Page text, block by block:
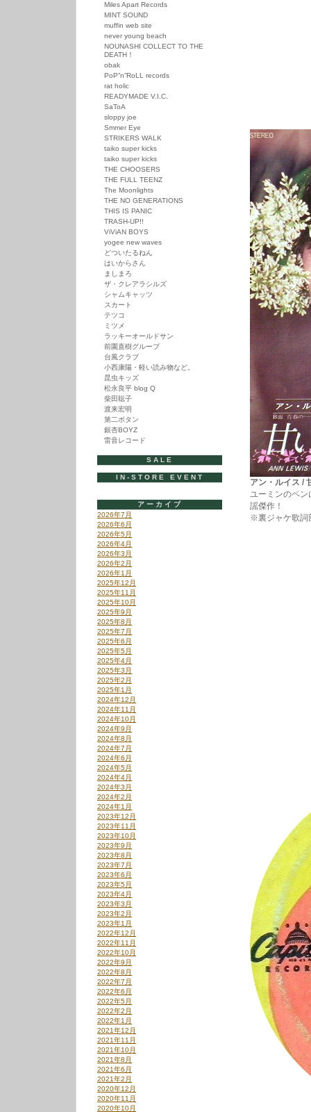
アン・ルイス /
ユーミンのペン
謡傑作！
※裏ジャケ歌詞
Miles Apart Records
MINT SOUND
muffin web site
never young beach
NOUNASHI COLLECT TO THE
DEATH！
obak
PoP”n”RoLL records
rat holic
READYMADE V.I.C.
SaToA
sloppy joe
Smmer Eye
STRIKERS WALK
taiko super kicks
taiko super kicks
THE CHOOSERS
THE FULL TEENZ
The Moonlights
THE NO GENERATIONS
THIS IS PANIC
TRASH-UP!!
ViViAN BOYS
yogee new waves
どついたるねん
はいからさん
ましまろ
ザ・クレアラシルズ
シャムキャッツ
スカート
テツコ
ミツメ
ラッキーオールドサン
前園直樹グループ
台風クラブ
小西康陽・軽い読み物など。
昆虫キッズ
松永良平 blog Q
柴田聡子
渡来宏明
第二ボタン
銀杏BOYZ
雷音レコード
SALE
IN-STORE EVENT
アーカイブ
2026年7月
2026年6月
2026年5月
2026年4月
2026年3月
2026年2月
2026年1月
2025年12月
2025年11月
2025年10月
2025年9月
2025年8月
2025年7月
2025年6月
2025年5月
2025年4月
2025年3月
2025年2月
2025年1月
2024年12月
2024年11月
2024年10月
2024年9月
2024年8月
2024年7月
2024年6月
2024年5月
2024年4月
2024年3月
2024年2月
2024年1月
2023年12月
2023年11月
2023年10月
2023年9月
2023年8月
2023年7月
2023年6月
2023年5月
2023年4月
2023年3月
2023年2月
2023年1月
2022年12月
2022年11月
2022年10月
2022年9月
2022年8月
2022年7月
2022年6月
2022年5月
2022年2月
2022年1月
2021年12月
2021年11月
2021年10月
2021年8月
2021年6月
2021年2月
2020年12月
2020年11月
2020年10月